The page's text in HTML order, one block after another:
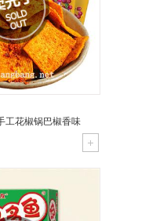
工花椒锅巴椒香味